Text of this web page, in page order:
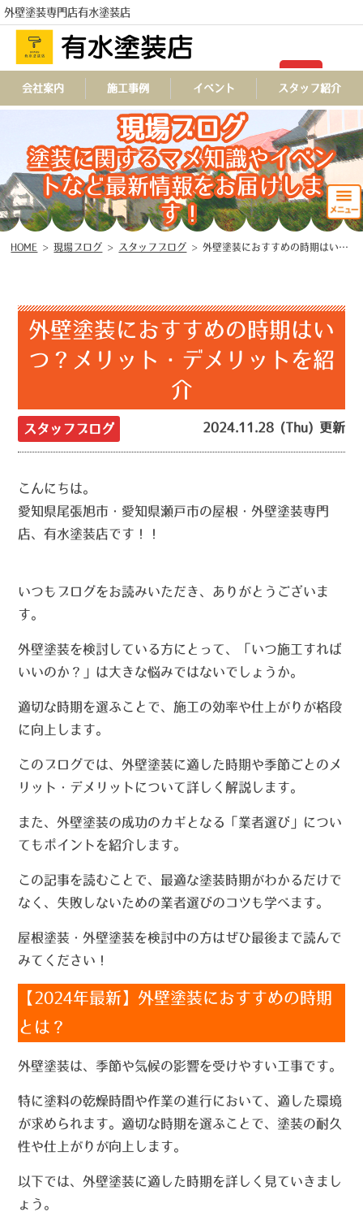
外壁塗装専門店有水塗装店
TEL
会社案内 施工事例 イベント スタッフ紹介
現場ブログ
塗装に関するマメ知識やイベン
トなど最新情報をお届けしま
す！
HOME >現場ブログ > スタッフブログ >外壁塗装におすすめの時期はいつ？メリット・デメリットを紹介
外壁塗装におすすめの時期はい
つ？メリット・デメリットを紹
介
スタッフブログ 2024.11.28 (Thu) 更新
こんにちは。
愛知県尾張旭市・愛知県瀬戸市の屋根・外壁塗装専門
店、有水塗装店です！！
いつもブログをお読みいただき、ありがとうございま
す。
外壁塗装を検討している方にとって、「いつ施工すれば
いいのか？」は大きな悩みではないでしょうか。
適切な時期を選ぶことで、施工の効率や仕上がりが格段
に向上します。
このブログでは、外壁塗装に適した時期や季節ごとのメ
リット・デメリットについて詳しく解説します。
また、外壁塗装の成功のカギとなる「業者選び」につい
てもポイントを紹介します。
この記事を読むことで、最適な塗装時期がわかるだけで
なく、失敗しないための業者選びのコツも学べます。
屋根塗装・外壁塗装を検討中の方はぜひ最後まで読んで
みてください！
【2024年最新】外壁塗装におすすめの時期
とは？
外壁塗装は、季節や気候の影響を受けやすい工事です。
特に塗料の乾燥時間や作業の進行において、適した環境
が求められます。適切な時期を選ぶことで、塗装の耐久
性や仕上がりが向上します。
以下では、外壁塗装に適した時期を詳しく見ていきまし
ょう。